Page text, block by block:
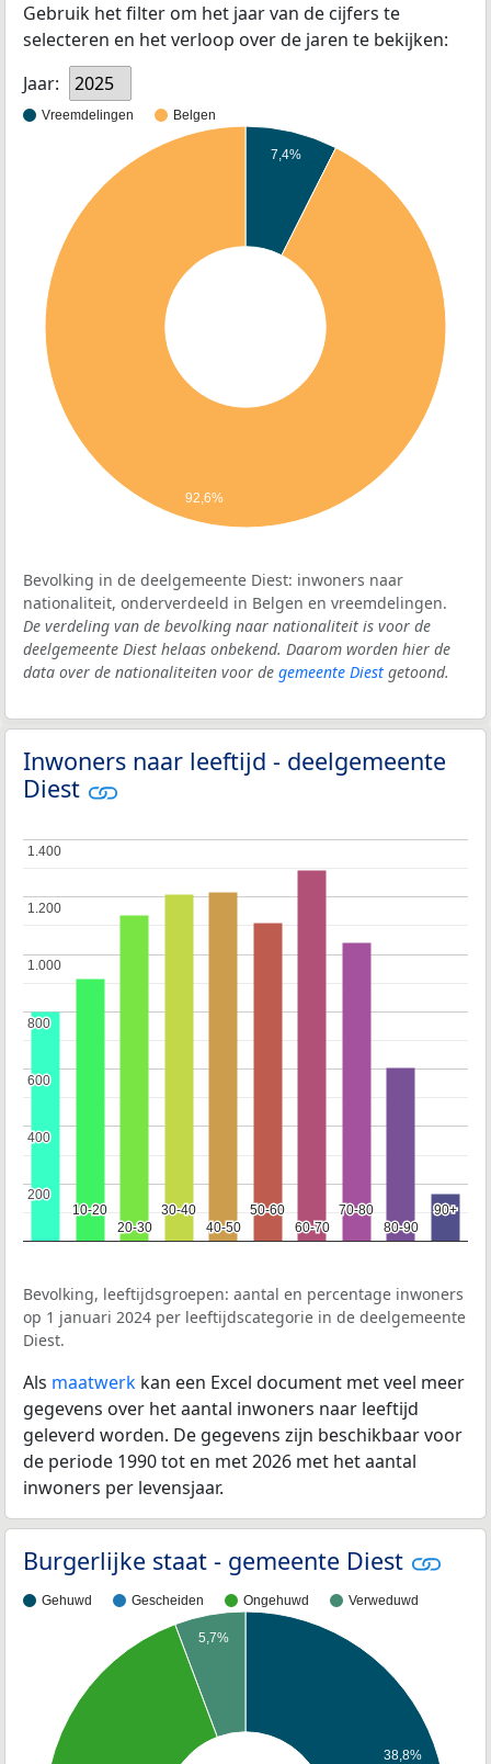
Gebruik het filter om het jaar van de cijfers te
selecteren en het verloop over de jaren te bekijken:
Jaar:
2025
Vreemdelingen Belgen
7,4%
92,6%
Bevolking in de deelgemeente Diest: inwoners naar
nationaliteit, onderverdeeld in Belgen en vreemdelingen.
De verdeling van de bevolking naar nationaliteit is voor de
deelgemeente Diest helaas onbekend. Daarom worden hier de
data over de nationaliteiten voor de gemeente Diest getoond.
Inwoners naar leeftijd - deelgemeente
Diest
10-20
10-20
20-30
20-30
30-40
30-40
40-50
40-50
50-60
50-60
60-70
60-70
70-80
70-80
80-90
80-90
90+
90+
200
200
400
400
600
600
800
800
1.000
1.000
1.200
1.200
1.400
1.400
Bevolking, leeftijdsgroepen: aantal en percentage inwoners
op 1 januari 2024 per leeftijdscategorie in de deelgemeente
Diest.
Als maatwerk kan een Excel document met veel meer
gegevens over het aantal inwoners naar leeftijd
geleverd worden. De gegevens zijn beschikbaar voor
de periode 1990 tot en met 2026 met het aantal
inwoners per levensjaar.
Burgerlijke staat - gemeente Diest
Gehuwd Gescheiden Ongehuwd Verweduwd
38,8%
5,7%